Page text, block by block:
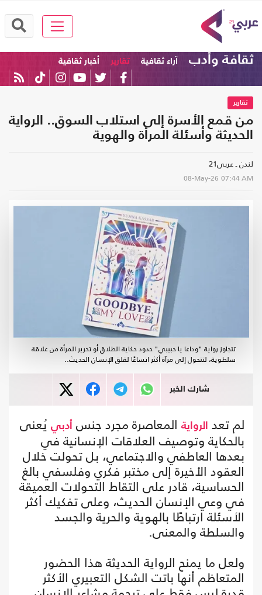
ثقافة وأدب آراء ثقافية تقارير أخبار ثقافية
تقارير
من قمع الأسرة إلى استلاب السوق.. الرواية
الحديثة وأسئلة المرأة والهوية
لندن ـ عربي21
08-May-26 07:44 AM
تتجاوز رواية "وداعا يا حبيبي" حدود حكاية الطلاق أو تحرير المرأة من علاقة
سلطوية، لتتحول إلى مرآة أكثر اتساعًا لقلق الإنسان الحديث..
شارك الخبر
لم تعد الرواية المعاصرة مجرد جنس أدبي يُعنى
بالحكاية وتوصيف العلاقات الإنسانية في
بعدها العاطفي والاجتماعي، بل تحولت خلال
العقود الأخيرة إلى مختبر فكري وفلسفي بالغ
الحساسية، قادر على التقاط التحولات العميقة
في وعي الإنسان الحديث، وعلى تفكيك أكثر
الأسئلة ارتباطًا بالهوية والحرية والجسد
والسلطة والمعنى.
ولعل ما يمنح الرواية الحديثة هذا الحضور
المتعاظم أنها باتت الشكل التعبيري الأكثر